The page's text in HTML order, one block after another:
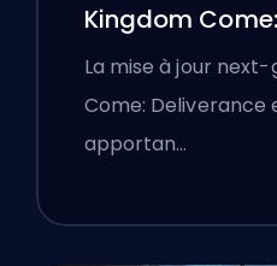
Kingdom
Une analyse
La mise à jour
Come: Deliverance
apportan…